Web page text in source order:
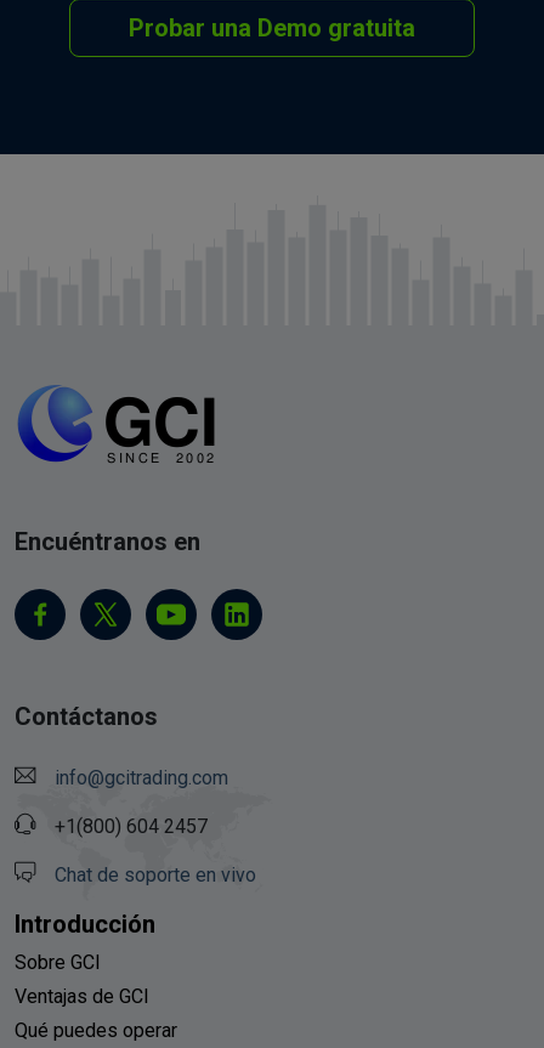
Probar una Demo gratuita
Encuéntranos en
Contáctanos
info@gcitrading.com
+1(800) 604 2457
Chat de soporte en vivo
Introducción
Sobre GCI
Ventajas de GCI
Qué puedes operar